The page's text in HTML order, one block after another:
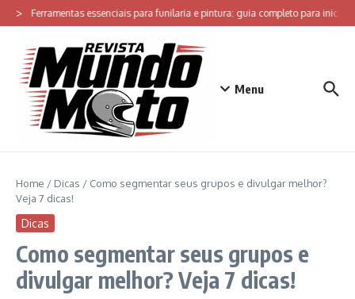
Ir para o conteúdo
> Ferramentas essenciais para funilaria e pintura: guia completo para iniciar
Menu
Home / Dicas / Como segmentar seus grupos e divulgar melhor?
Veja 7 dicas!
Dicas
Como segmentar seus grupos e
divulgar melhor? Veja 7 dicas!